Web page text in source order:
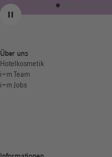
Zurück
Weiter
Pause
Über uns
Hotelkosmetik
i+m Team
i+m Jobs